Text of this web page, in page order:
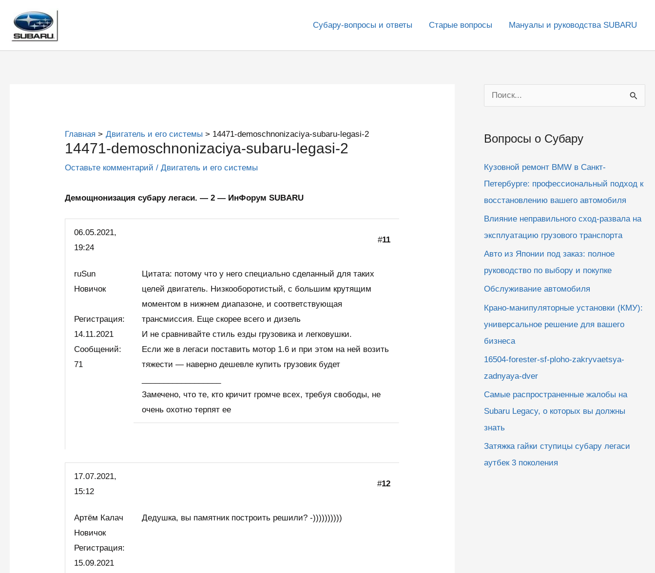
содержимому
Субару-вопросы и ответы Старые вопросы Мануалы и руководства SUBARU
Главная Двигатель и его системы 14471-demoschnonizaciya-subaru-legasi-2
14471-demoschnonizaciya-subaru-legasi-2
Оставьте комментарий /Двигатель и его системы
Демощнонизация субару легаси. — 2 — ИнФорум SUBARU
06.05.2021,
19:24
#11
ruSun
Новичок
Регистрация:
14.11.2021
Сообщений:
71
Цитата: потому что у него специально сделанный для таких
целей двигатель. Низкооборотистый, с большим крутящим
моментом в нижнем диапазоне, и соответствующая
трансмиссия. Еще скорее всего и дизель
И не сравнивайте стиль езды грузовика и легковушки.
Если же в легаси поставить мотор 1.6 и при этом на ней возить
тяжести — наверно дешевле купить грузовик будет
Замечено, что те, кто кричит громче всех, требуя свободы, не
очень охотно терпят ее
17.07.2021,
15:12
#12
Артём Калач
Новичок
Регистрация:
15.09.2021
Дедушка, вы памятник построить решили? -))))))))))
о
с
Вопросы о Субару
Кузовной ремонт BMW в Санкт-
Петербурге: профессиональный подход к
восстановлению вашего автомобиля
Влияние неправильного сход-развала на
эксплуатацию грузового транспорта
Авто из Японии под заказ: полное
руководство по выбору и покупке
Обслуживание автомобиля
Крано-манипуляторные установки (КМУ):
универсальное решение для вашего
бизнеса
16504-forester-sf-ploho-zakryvaetsya-
zadnyaya-dver
Самые распространенные жалобы на
Subaru Legacy, о которых вы должны
знать
Затяжка гайки ступицы субару легаси
аутбек 3 поколения